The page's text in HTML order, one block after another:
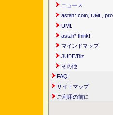
ニュース
astah* com, UML, pro
UML
astah* think!
マインドマップ
JUDE/Biz
その他
FAQ
サイトマップ
ご利用の前に